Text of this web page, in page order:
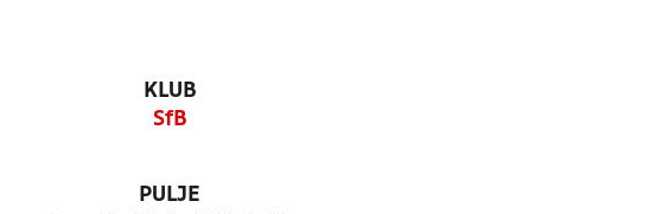
KLUB
SfB
PULJE